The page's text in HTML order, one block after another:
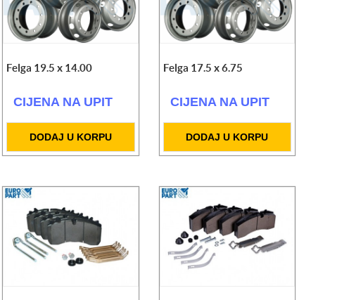
Felga 19.5 x 14.00
CIJENA NA UPIT
DODAJ U KORPU
Felga 17.5 x 6.75
CIJENA NA UPIT
DODAJ U KORPU